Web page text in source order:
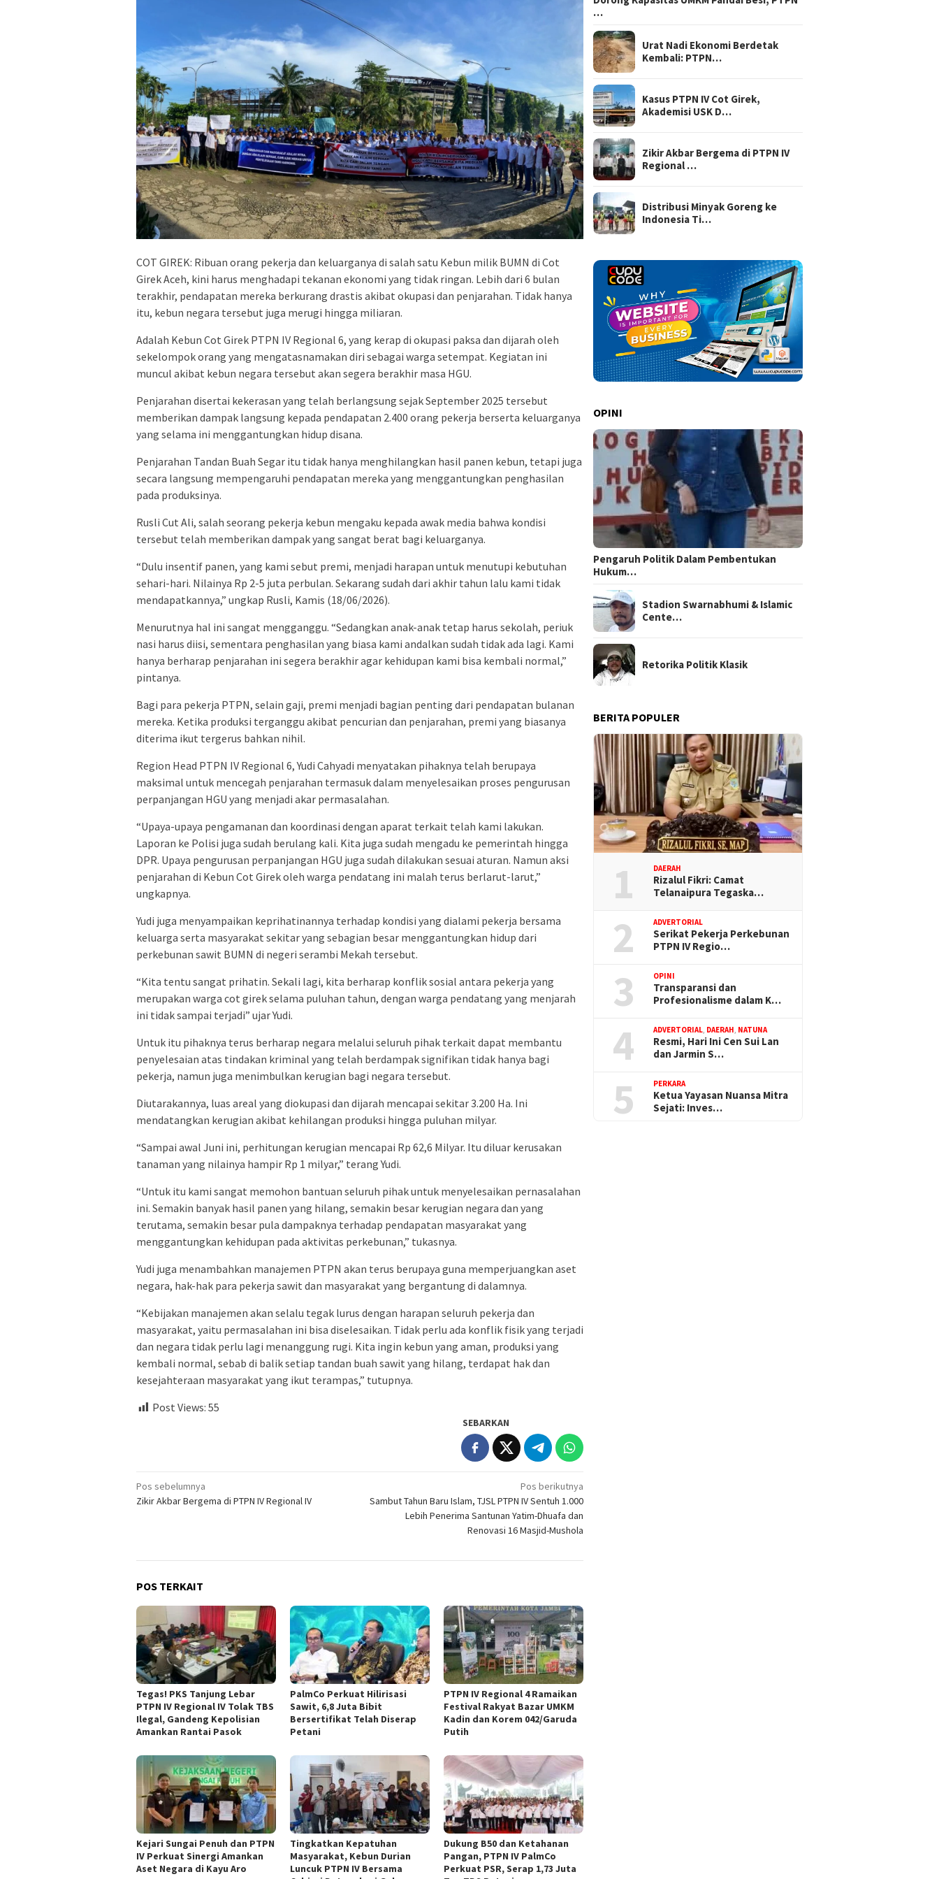
COT GIREK: Ribuan orang pekerja dan keluarganya di salah satu Kebun milik BUMN di Cot
Girek Aceh, kini harus menghadapi tekanan ekonomi yang tidak ringan. Lebih dari 6 bulan
terakhir, pendapatan mereka berkurang drastis akibat okupasi dan penjarahan. Tidak hanya
itu, kebun negara tersebut juga merugi hingga miliaran.
Adalah Kebun Cot Girek PTPN IV Regional 6, yang kerap di okupasi paksa dan dijarah oleh
sekelompok orang yang mengatasnamakan diri sebagai warga setempat. Kegiatan ini
muncul akibat kebun negara tersebut akan segera berakhir masa HGU.
Penjarahan disertai kekerasan yang telah berlangsung sejak September 2025 tersebut
memberikan dampak langsung kepada pendapatan 2.400 orang pekerja berserta keluarganya
yang selama ini menggantungkan hidup disana.
Penjarahan Tandan Buah Segar itu tidak hanya menghilangkan hasil panen kebun, tetapi juga
secara langsung mempengaruhi pendapatan mereka yang menggantungkan penghasilan
pada produksinya.
Rusli Cut Ali, salah seorang pekerja kebun mengaku kepada awak media bahwa kondisi
tersebut telah memberikan dampak yang sangat berat bagi keluarganya.
“Dulu insentif panen, yang kami sebut premi, menjadi harapan untuk menutupi kebutuhan
sehari-hari. Nilainya Rp 2-5 juta perbulan. Sekarang sudah dari akhir tahun lalu kami tidak
mendapatkannya,” ungkap Rusli, Kamis (18/06/2026).
Menurutnya hal ini sangat mengganggu. “Sedangkan anak-anak tetap harus sekolah, periuk
nasi harus diisi, sementara penghasilan yang biasa kami andalkan sudah tidak ada lagi. Kami
hanya berharap penjarahan ini segera berakhir agar kehidupan kami bisa kembali normal,”
pintanya.
Bagi para pekerja PTPN, selain gaji, premi menjadi bagian penting dari pendapatan bulanan
mereka. Ketika produksi terganggu akibat pencurian dan penjarahan, premi yang biasanya
diterima ikut tergerus bahkan nihil.
Region Head PTPN IV Regional 6, Yudi Cahyadi menyatakan pihaknya telah berupaya
maksimal untuk mencegah penjarahan termasuk dalam menyelesaikan proses pengurusan
perpanjangan HGU yang menjadi akar permasalahan.
“Upaya-upaya pengamanan dan koordinasi dengan aparat terkait telah kami lakukan.
Laporan ke Polisi juga sudah berulang kali. Kita juga sudah mengadu ke pemerintah hingga
DPR. Upaya pengurusan perpanjangan HGU juga sudah dilakukan sesuai aturan. Namun aksi
penjarahan di Kebun Cot Girek oleh warga pendatang ini malah terus berlarut-larut,”
ungkapnya.
Yudi juga menyampaikan keprihatinannya terhadap kondisi yang dialami pekerja bersama
keluarga serta masyarakat sekitar yang sebagian besar menggantungkan hidup dari
perkebunan sawit BUMN di negeri serambi Mekah tersebut.
“Kita tentu sangat prihatin. Sekali lagi, kita berharap konflik sosial antara pekerja yang
merupakan warga cot girek selama puluhan tahun, dengan warga pendatang yang menjarah
ini tidak sampai terjadi” ujar Yudi.
Untuk itu pihaknya terus berharap negara melalui seluruh pihak terkait dapat membantu
penyelesaian atas tindakan kriminal yang telah berdampak signifikan tidak hanya bagi
pekerja, namun juga menimbulkan kerugian bagi negara tersebut.
⁠Diutarakannya, luas areal yang diokupasi dan dijarah mencapai sekitar 3.200 Ha. Ini
mendatangkan kerugian akibat kehilangan produksi hingga puluhan milyar.
“Sampai awal Juni ini, perhitungan kerugian mencapai Rp 62,6 Milyar. Itu diluar kerusakan
tanaman yang nilainya hampir Rp 1 milyar,” terang Yudi.
“Untuk itu kami sangat memohon bantuan seluruh pihak untuk menyelesaikan pernasalahan
ini. Semakin banyak hasil panen yang hilang, semakin besar kerugian negara dan yang
terutama, semakin besar pula dampaknya terhadap pendapatan masyarakat yang
menggantungkan kehidupan pada aktivitas perkebunan,” tukasnya.
Yudi juga menambahkan manajemen PTPN akan terus berupaya guna memperjuangkan aset
negara, hak-hak para pekerja sawit dan masyarakat yang bergantung di dalamnya.
“Kebijakan manajemen akan selalu tegak lurus dengan harapan seluruh pekerja dan
masyarakat, yaitu permasalahan ini bisa diselesaikan. Tidak perlu ada konflik fisik yang terjadi
dan negara tidak perlu lagi menanggung rugi. Kita ingin kebun yang aman, produksi yang
kembali normal, sebab di balik setiap tandan buah sawit yang hilang, terdapat hak dan
kesejahteraan masyarakat yang ikut terampas,” tutupnya.
Post Views: 55
SEBARKAN
Navigasi
pos
Pos sebelumnya
Zikir Akbar Bergema di PTPN IV Regional IV
Pos berikutnya
Sambut Tahun Baru Islam, TJSL PTPN IV Sentuh 1.000
Lebih Penerima Santunan Yatim-Dhuafa dan
Renovasi 16 Masjid-Mushola
POS TERKAIT
Tegas! PKS Tanjung Lebar
PTPN IV Regional IV Tolak TBS
Ilegal, Gandeng Kepolisian
Amankan Rantai Pasok
PalmCo Perkuat Hilirisasi
Sawit, 6,8 Juta Bibit
Bersertifikat Telah Diserap
Petani
PTPN IV Regional 4 Ramaikan
Festival Rakyat Bazar UMKM
Kadin dan Korem 042/Garuda
Putih
Kejari Sungai Penuh dan PTPN
IV Perkuat Sinergi Amankan
Aset Negara di Kayu Aro
Tingkatkan Kepatuhan
Masyarakat, Kebun Durian
Luncuk PTPN IV Bersama
Dukung B50 dan Ketahanan
Pangan, PTPN IV PalmCo
Perkuat PSR, Serap 1,73 Juta
…
Urat Nadi Ekonomi Berdetak
Kembali: PTPN…
Kasus PTPN IV Cot Girek,
Akademisi USK D…
Zikir Akbar Bergema di PTPN IV
Regional …
Distribusi Minyak Goreng ke
Indonesia Ti…
OPINI
Pengaruh Politik Dalam Pembentukan
Hukum…
Stadion Swarnabhumi & Islamic
Cente…
Retorika Politik Klasik
BERITA POPULER
1 DAERAH
Rizalul Fikri: Camat
Telanaipura Tegaska…
2 ADVERTORIAL
Serikat Pekerja Perkebunan
PTPN IV Regio…
3 OPINI
Transparansi dan
Profesionalisme dalam K…
4 ADVERTORIAL, DAERAH, NATUNA
Resmi, Hari Ini Cen Sui Lan
dan Jarmin S…
5 PERKARA
Ketua Yayasan Nuansa Mitra
Sejati: Inves…